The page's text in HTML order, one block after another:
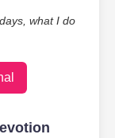
what I do